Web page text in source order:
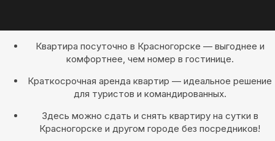
Квартира посуточно в Красногорске — выгоднее и
комфортнее, чем номер в гостинице.
Краткосрочная аренда квартир — идеальное решение
для туристов и командированных.
Здесь можно сдать и снять квартиру на сутки в
Красногорске и другом городе без посредников!